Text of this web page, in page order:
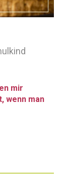
mir
wenn man